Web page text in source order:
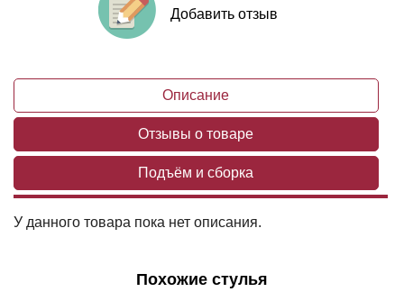
Добавить отзыв
Описание
Отзывы о товаре
Подъём и сборка
У данного товара пока нет описания.
Похожие стулья